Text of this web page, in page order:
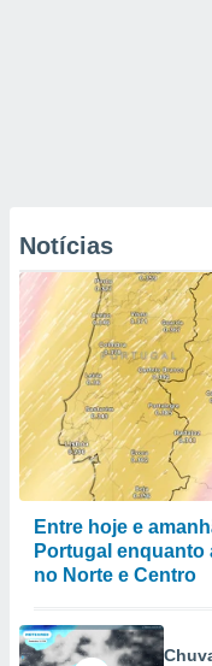
Notícias
Entre hoje e
Portugal
no Norte e Centro